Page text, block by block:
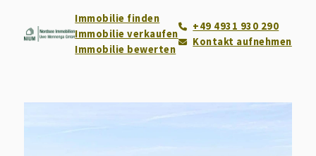
Immobilie finden
Immobilie verkaufen
Immobilie bewerten
+49 4931 930 290
Kontakt aufnehmen